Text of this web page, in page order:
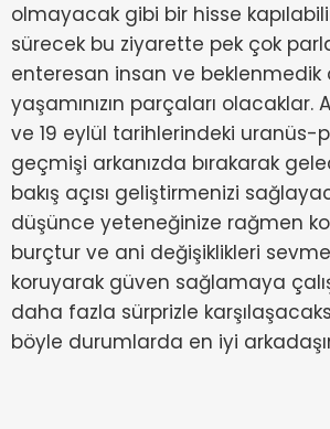
olmayacak gibi bir hisse
sürecek bu ziyarette pek çok
enteresan insan ve beklenmedik
yaşamınızın parçaları olacaklar.
ve 19 eylül tarihlerindeki uranüs-
geçmişi arkanızda bırakarak
bakış açısı geliştirmenizi
düşünce yeteneğinize rağmen
burçtur ve ani değişiklikleri
koruyarak güven sağlamaya
daha fazla sürprizle
böyle durumlarda en iyi